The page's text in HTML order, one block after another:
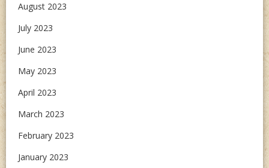
August 2023
July 2023
June 2023
May 2023
April 2023
March 2023
February 2023
January 2023